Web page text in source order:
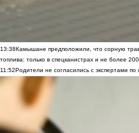
13:38Камышане предположили, что сорную
топлива: только в спецканистрах и не более
11:52Родители не согласились с экспертами